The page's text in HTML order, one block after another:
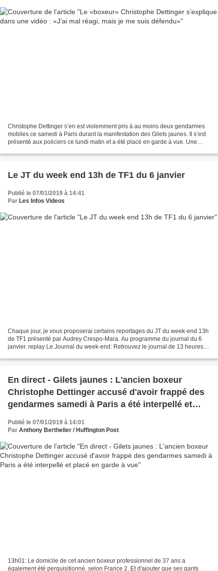
Christophe Dettinger s’en est violemment pris à au moins deux gendarmes
mobiles ce samedi à Paris durant la manifestation des Gilets jaunes. Il s’est
présenté aux policiers ce lundi matin et a été placé en garde à vue. Une
Le JT du week end 13h de TF1 du 6 janvier
Publié le 07/01/2019 à 14:41
Par Les Infos Videos
Chaque jour, je vous proposerai certains reportages du JT du week-end 13h
de TF1 présenté par Audrey Crespo-Mara. Au programme du journal du 6
janvier. replay Le Journal du week-end: Retrouvez le journal de 13 heures
En direct - Gilets jaunes : L'ancien boxeur
Christophe Dettinger accusé d'avoir frappé des
gendarmes samedi à Paris a été interpellé et
placé en garde à vue
Publié le 07/01/2019 à 14:01
Par Anthony Berthelier / Huffington Post
13h01: Le domicile de cet ancien boxeur professionnel de 37 ans a
également été perquisitionné, selon France 2. Et d'ajouter que ses gants